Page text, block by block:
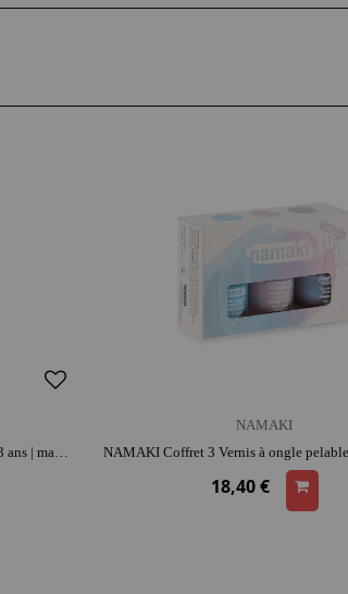
NAMAKI Mascara Cheveux - Rouge | dès 3 ans | maquillage fête
NAMAKI
18,40 €